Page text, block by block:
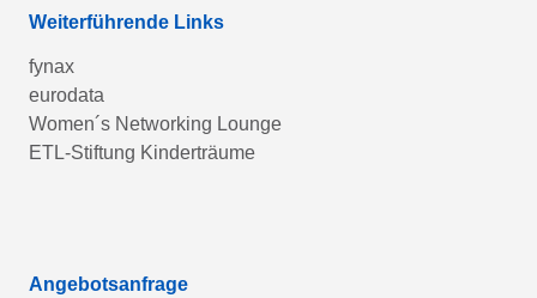
Weiterführende Links
fynax
eurodata
Women´s Networking Lounge
ETL-Stiftung Kinderträume
Angebotsanfrage